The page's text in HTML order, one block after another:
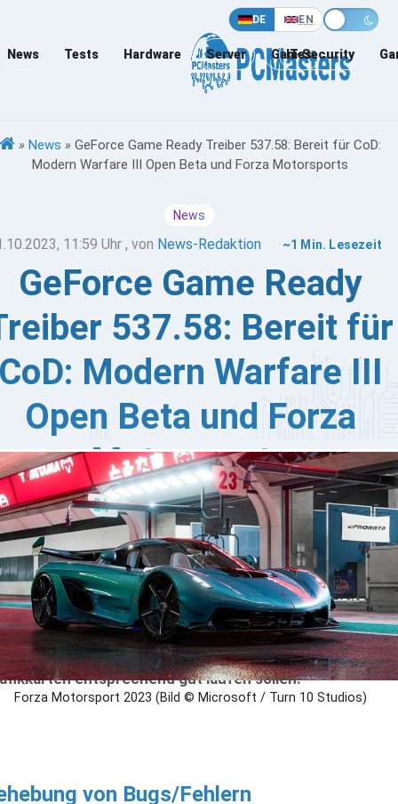
DE EN
News Tests Hardware Server Games
IT-Security
» News » GeForce Game Ready Treiber 537.58: Bereit für CoD:
Modern Warfare III Open Beta und Forza Motorsports
News
11:59 Uhr , von News-Redaktion ~1 Min. Lesezeit
GeForce Game Ready
537.58: Bereit für
Modern Warfare III
Open Beta und Forza
Motorsports
Vorbereitung auf bald erscheinende Spiele, hat NVIDIA
neue Version seiner Game Ready Driver
Die neuen Treiber sollen sicherstellen,
Spieler direkt mit der Spieleperformance zufrieden
und Bugs vermieden werden. Manche der neuen
unterstützen auch die DLSS-Technologie in
3. Das Update kommt gerade rechtzeitig zum Start
Call of Duty: Modern Warfare III Open Beta, Forza
und Lords of the Fallen, die mit NVIDIA
entsprechend gut laufen sollen.
Forza Motorsport 2023 (Bild © Microsoft / Turn 10 Studios)
von Bugs/Fehlern